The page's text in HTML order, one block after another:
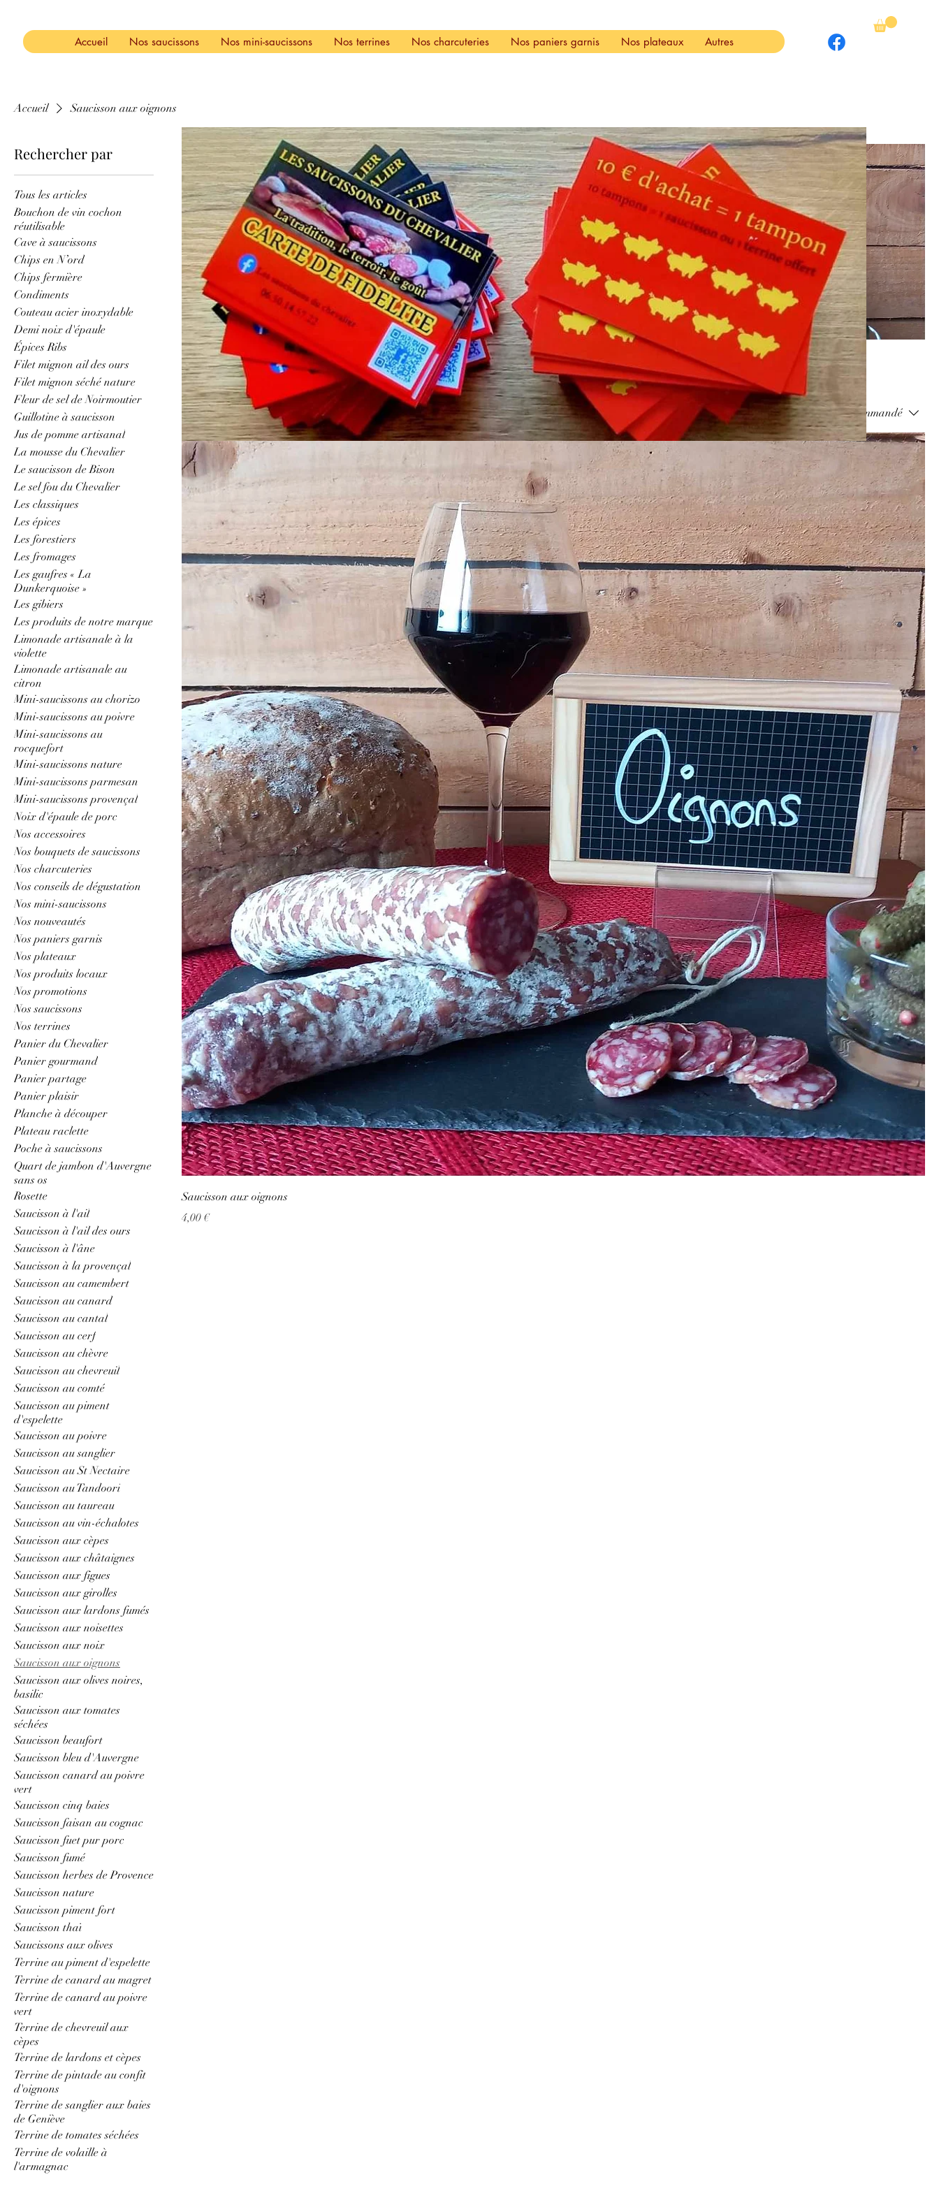
Accueil Nos saucissons Nos mini-saucissons Nos terrines Nos charcuteries Nos paniers garnis Nos plateaux Autres
Accueil Saucisson aux oignons
Rechercher par
Tous les articles
Bouchon de vin cochon
réutilisable
Cave à saucissons
Chips en N’ord
Chips fermière
Condiments
Couteau acier inoxydable
Demi noix d'épaule
Épices Ribs
Filet mignon ail des ours
Filet mignon séché nature
Fleur de sel de Noirmoutier
Guillotine à saucisson
Jus de pomme artisanal
La mousse du Chevalier
Le saucisson de Bison
Le sel fou du Chevalier
Les classiques
Les épices
Les forestiers
Les fromages
Les gaufres « La
Dunkerquoise »
Les gibiers
Les produits de notre marque
Limonade artisanale à la
violette
Limonade artisanale au
citron
Mini-saucissons au chorizo
Mini-saucissons au poivre
Mini-saucissons au
rocquefort
Mini-saucissons nature
Mini-saucissons parmesan
Mini-saucissons provençal
Noix d'épaule de porc
Nos accessoires
Nos bouquets de saucissons
Nos charcuteries
Nos conseils de dégustation
Nos mini-saucissons
Nos nouveautés
Nos paniers garnis
Nos plateaux
Nos produits locaux
Nos promotions
Nos saucissons
Nos terrines
Panier du Chevalier
Panier gourmand
Panier partage
Panier plaisir
Planche à découper
Plateau raclette
Poche à saucissons
Quart de jambon d'Auvergne
sans os
Rosette
Saucisson à l'ail
Saucisson à l'ail des ours
Saucisson à l'âne
Saucisson à la provençal
Saucisson au camembert
Saucisson au canard
Saucisson au cantal
Saucisson au cerf
Saucisson au chèvre
Saucisson au chevreuil
Saucisson au comté
Saucisson au piment
d'espelette
Saucisson au poivre
Saucisson au sanglier
Saucisson au St Nectaire
Saucisson au Tandoori
Saucisson au taureau
Saucisson au vin-échalotes
Saucisson aux cèpes
Saucisson aux châtaignes
Saucisson aux figues
Saucisson aux girolles
Saucisson aux lardons fumés
Saucisson aux noisettes
Saucisson aux noix
Saucisson aux oignons
Saucisson aux olives noires,
basilic
Saucisson aux tomates
séchées
Saucisson beaufort
Saucisson bleu d'Auvergne
Saucisson canard au poivre
vert
Saucisson cinq baies
Saucisson faisan au cognac
Saucisson fuet pur porc
Saucisson fumé
Saucisson herbes de Provence
Saucisson nature
Saucisson piment fort
Saucisson thaï
Saucissons aux olives
Terrine au piment d'espelette
Terrine de canard au magret
Terrine de canard au poivre
vert
Terrine de chevreuil aux
cèpes
Terrine de lardons et cèpes
Terrine de pintade au confit
d'oignons
Terrine de sanglier aux baies
de Geniève
Terrine de tomates séchées
Terrine de volaille à
l'armagnac
Saucisson aux oignons
1 article
Trier par : Recommandé
Saucisson aux oignons
Prix
4,00 €